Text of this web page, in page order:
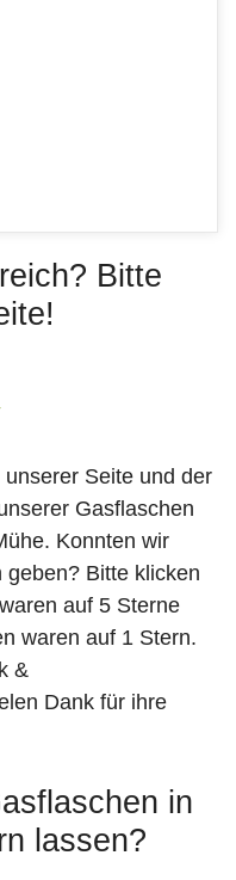
Bitte
Seite und der
Gasflaschen
Konnten wir
Bitte klicken
auf 5 Sterne
waren auf 1 Stern.
&
Dank für ihre
in
lassen?